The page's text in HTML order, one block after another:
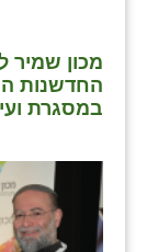
מכון שמיר
החדשנות
במסגרת